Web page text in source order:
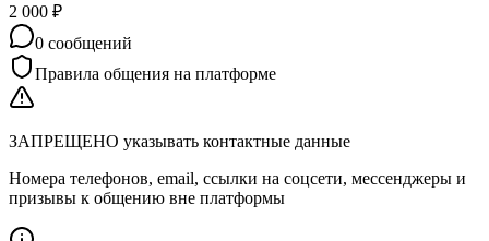
2 000 ₽
0 сообщений
Правила общения на платформе
ЗАПРЕЩЕНО указывать контактные данные
Номера телефонов, email, ссылки на соцсети, мессенджеры и
призывы к общению вне платформы